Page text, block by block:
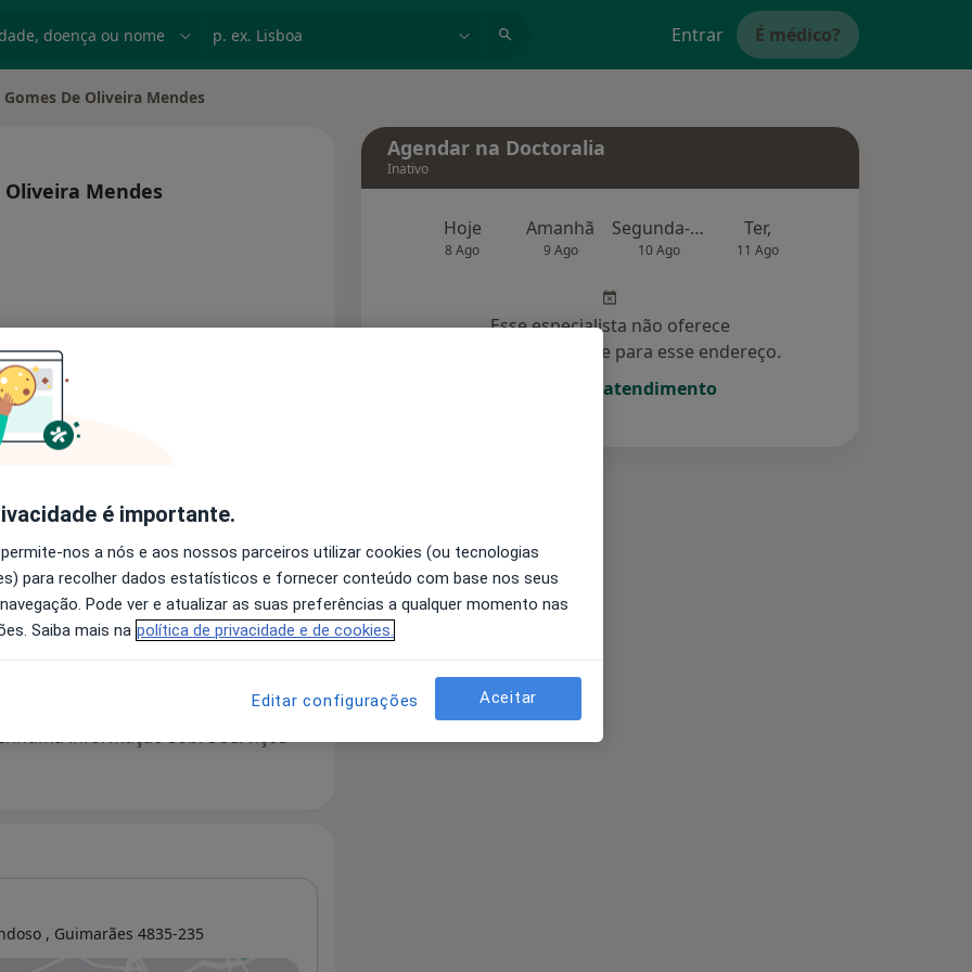
Entrar É médico?
De Oliveira Mendes
Mendes
Solicite um atendimento
Consultórios
a experiência
e preços
informação sobre serviços
, Guimarães 4835-235
Agendar na Doctoralia
Inativo
Hoje
8 Ago
Amanhã
9 Ago
Segunda-feira
10 Ago
Ter,
11 Ago
Esse especialista não oferece
agendamento online para esse endereço.
Solicite um atendimento
é importante.
nos a nós e aos nossos parceiros utilizar cookies (ou tecnologias
para recolher dados estatísticos e fornecer conteúdo com base nos seus
Pode ver e atualizar as suas preferências a qualquer momento nas
Saiba mais na política de privacidade e de cookies.
Editar configurações Aceitar